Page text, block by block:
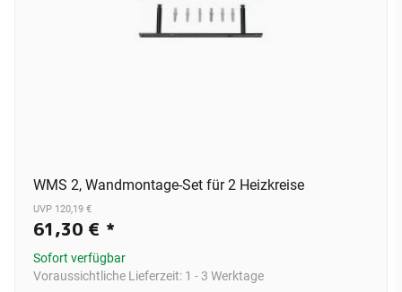
WMS 2, Wandmontage-Set für 2 Heizkreise
UVP 120,19 €
61,30 € *
Sofort verfügbar
Voraussichtliche Lieferzeit: 1 - 3 Werktage